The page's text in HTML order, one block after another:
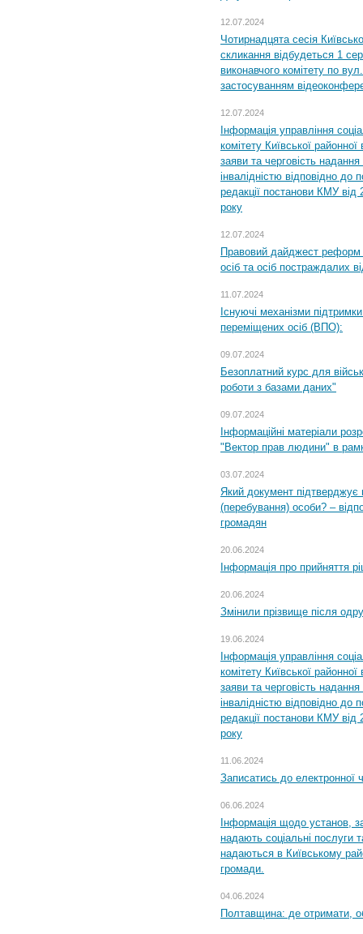
12.07.2024
Чотирнадцята сесія
скликання відбудеться 1
виконавчого комітету по
застосуванням
12.07.2024
Інформація управління
комітету Київської
заяви та черговість надання
інвалідністю відповідно
редакції постанови КМУ
року
12.07.2024
Правовий дайджест реформ
осіб та осіб постраждалих
11.07.2024
Існуючі механізми
переміщених осіб (ВПО):
09.07.2024
Безоплатний курс для
роботи з базами даних"
09.07.2024
Інформаційні матеріали
"Вектор прав людини" в
03.07.2024
Який документ підтверджує
(перебування) особи? –
громадян
20.06.2024
Інформація про прийняття
20.06.2024
Змінили прізвище після
19.06.2024
Інформація управління
комітету Київської
заяви та черговість надання
інвалідністю відповідно
редакції постанови КМУ
року
11.06.2024
Записатись до електронної
06.06.2024
Інформація щодо установ,
надають соціальні послуги
надаються в Київському
громади.
04.06.2024
Полтавщина: де отримати,